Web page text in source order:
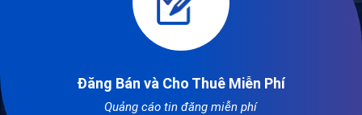
Đăng Bán và Cho Thuê Miễn Phí
Quảng cáo tin đăng miễn phí